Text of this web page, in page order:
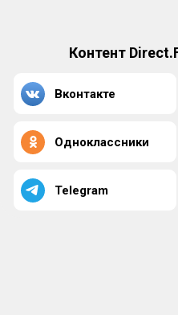
Контент
Вконтакте
Одноклассники
Telegram